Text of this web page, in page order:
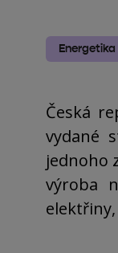
Energetika
Česká
vydané
jednoho
výroba